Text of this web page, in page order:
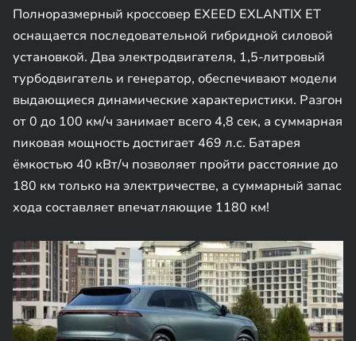
Полноразмерный кроссовер EXEED EXLANTIX ET
оснащается последовательной гибридной силовой
установкой. Два электродвигателя, 1,5-литровый
турбодвигатель и генератор, обеспечивают модели
выдающиеся динамические характеристики. Разгон
от 0 до 100 км/ч занимает всего 4,8 сек, а суммарная
пиковая мощность достигает 469 л.с. Батарея
ёмкостью 40 кВт/ч позволяет пройти расстояние до
180 км только на электричестве, а суммарный запас
хода составляет впечатляющие 1180 км!